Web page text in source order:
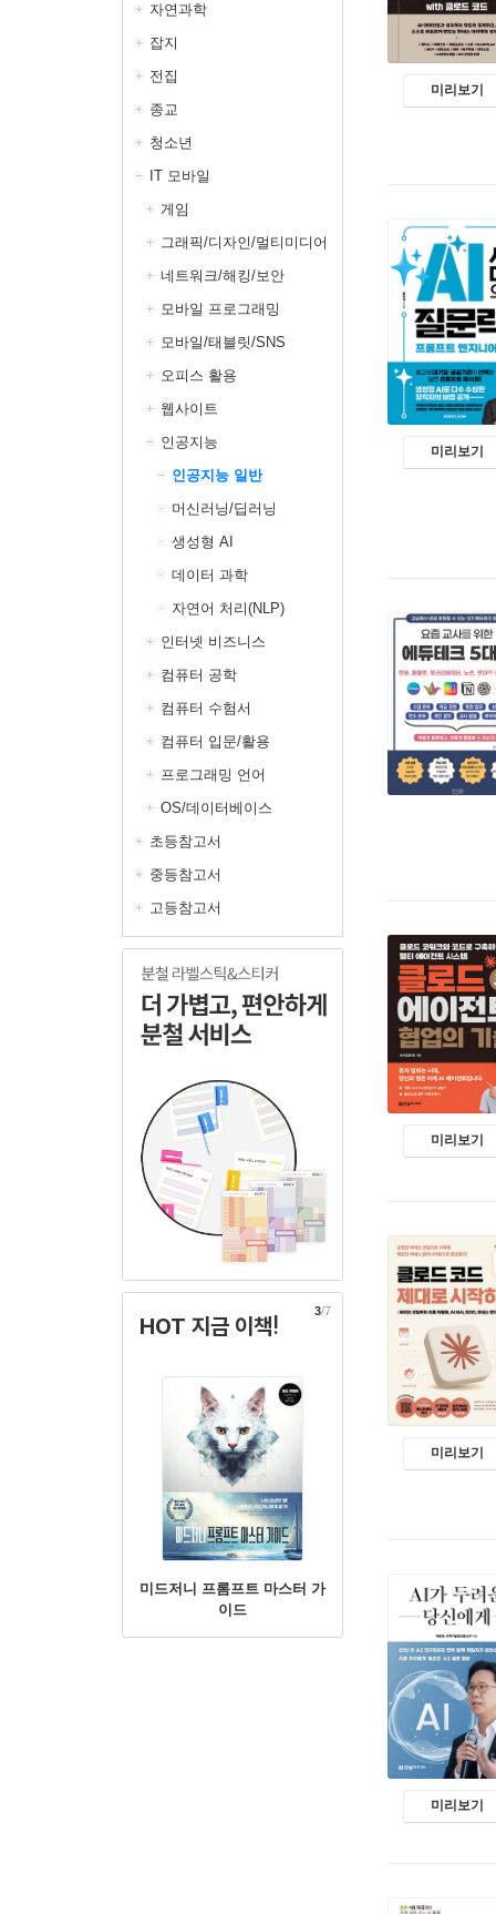
자연과학
잡지
전집
종교
청소년
IT 모바일
게임
그래픽/디자인/멀티미디어
네트워크/해킹/보안
모바일 프로그래밍
모바일/태블릿/SNS
오피스 활용
웹사이트
인공지능
인공지능 일반
머신러닝/딥러닝
생성형 AI
데이터 과학
자연어 처리(NLP)
인터넷 비즈니스
컴퓨터 공학
컴퓨터 수험서
컴퓨터 입문/활용
프로그래밍 언어
OS/데이터베이스
초등참고서
중등참고서
고등참고서
HOT 지금 이책!
미드저니 프롬프트 마스터 가
이드
3/7
미리보기
미리보기
미리보기
미리보기
미리보기